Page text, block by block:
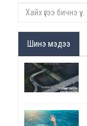
Шинэ мэдээ